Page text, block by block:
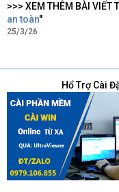
>>> XEM THÊM BÀI VIẾT
an toàn"
25/3/26
Hổ Trợ Cài